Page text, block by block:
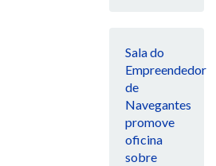
Sala do
Empreendedor
de
Navegantes
promove
oficina
sobre